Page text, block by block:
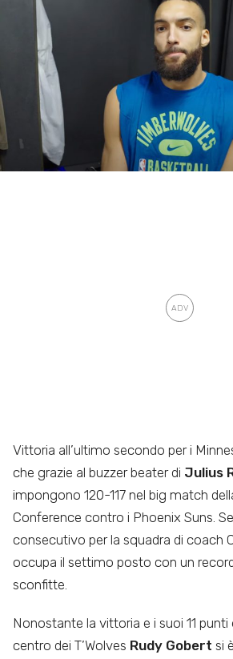
Vittoria all’ultimo secondo per i
che grazie al buzzer beater di Julius
impongono 120-117 nel big match
Conference contro i Phoenix Suns.
consecutivo per la squadra di coach
occupa il settimo posto con un
sconfitte.
Nonostante la vittoria e i suoi 11 punti
centro dei T’Wolves Rudy Gobert si